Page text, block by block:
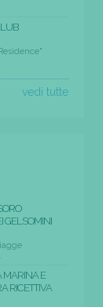
vedi tutte
GELSOMINI
MARINA E
RICETTIVA